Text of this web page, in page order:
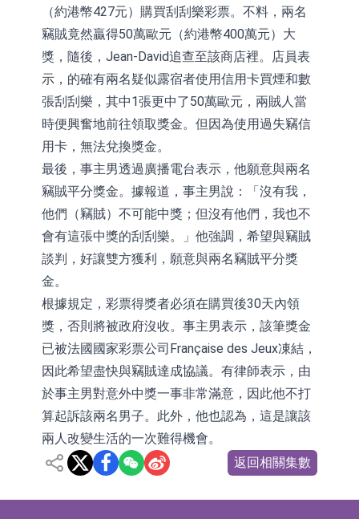
(02286.HK)漲+64.91%
100%
【異動股】焦炭Ⅲ板塊下挫，陝西黑
貓(601015.CN)跌8.38%
浙江證監局對財通證券股份有限公司
採取出具警示函措施
山金國際：港股上市工作正常推進中
（約港幣427元）購買刮刮樂彩票。不料，兩名
竊賊竟然贏得50萬歐元（約港幣400萬元）大
獎，隨後，Jean-David追查至該商店裡。店員表
示，的確有兩名疑似露宿者使用信用卡買煙和數
張刮刮樂，其中1張更中了50萬歐元，兩賊人當
時便興奮地前往領取獎金。但因為使用過失竊信
用卡，無法兌換獎金。
最後，事主男透過廣播電台表示，他願意與兩名
竊賊平分獎金。據報道，事主男說：「沒有我，
他們（竊賊）不可能中獎；但沒有他們，我也不
會有這張中獎的刮刮樂。」他強調，希望與竊賊
談判，好讓雙方獲利，願意與兩名竊賊平分獎
金。
根據規定，彩票得獎者必須在購買後30天內領
獎，否則將被政府沒收。事主男表示，該筆獎金
已被法國國家彩票公司Française des Jeux凍結，
因此希望盡快與竊賊達成協議。有律師表示，由
於事主男對意外中獎一事非常滿意，因此他不打
算起訴該兩名男子。此外，他也認為，這是讓該
兩人改變生活的一次難得機會。
返回相關集數